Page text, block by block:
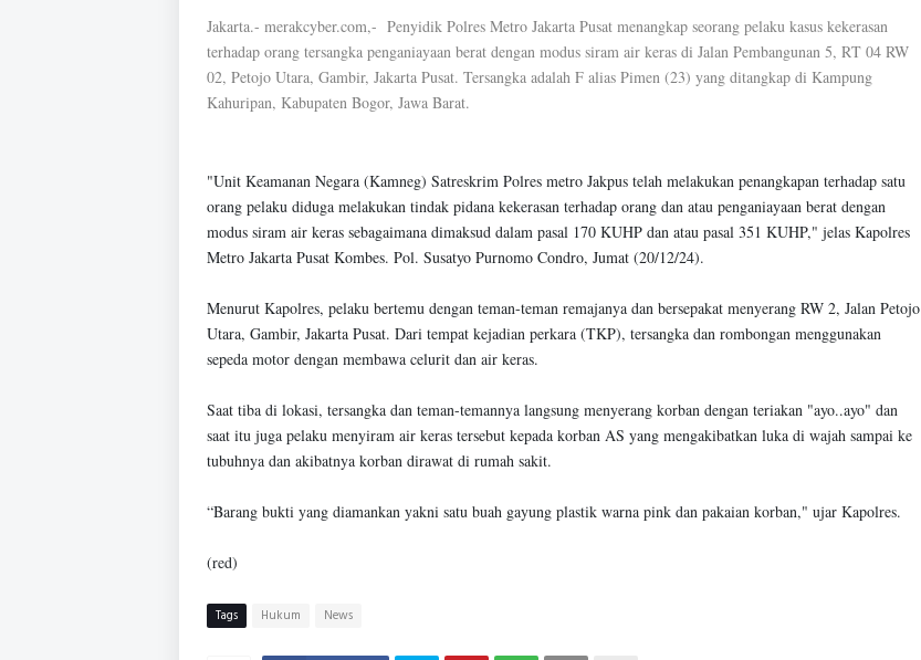
Jakarta.- merakcyber.com,- Penyidik Polres Metro Jakarta Pusat menangkap seorang pelaku kasus kekerasan
terhadap orang tersangka penganiayaan berat dengan modus siram air keras di Jalan Pembangunan 5, RT 04 RW
02, Petojo Utara, Gambir, Jakarta Pusat. Tersangka adalah F alias Pimen (23) yang ditangkap di Kampung
Kahuripan, Kabupaten Bogor, Jawa Barat.
"Unit Keamanan Negara (Kamneg) Satreskrim Polres metro Jakpus telah melakukan penangkapan terhadap satu
orang pelaku diduga melakukan tindak pidana kekerasan terhadap orang dan atau penganiayaan berat dengan
modus siram air keras sebagaimana dimaksud dalam pasal 170 KUHP dan atau pasal 351 KUHP," jelas Kapolres
Metro Jakarta Pusat Kombes. Pol. Susatyo Purnomo Condro, Jumat (20/12/24).
Menurut Kapolres, pelaku bertemu dengan teman-teman remajanya dan bersepakat menyerang RW 2, Jalan Petojo
Utara, Gambir, Jakarta Pusat. Dari tempat kejadian perkara (TKP), tersangka dan rombongan menggunakan
sepeda motor dengan membawa celurit dan air keras.
Saat tiba di lokasi, tersangka dan teman-temannya langsung menyerang korban dengan teriakan "ayo..ayo" dan
saat itu juga pelaku menyiram air keras tersebut kepada korban AS yang mengakibatkan luka di wajah sampai ke
tubuhnya dan akibatnya korban dirawat di rumah sakit.
“Barang bukti yang diamankan yakni satu buah gayung plastik warna pink dan pakaian korban," ujar Kapolres.
(red)
Tags Hukum News